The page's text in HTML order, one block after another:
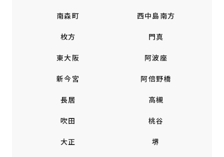
南森町 西中島南方
枚方 門真
東大阪 阿波座
新今宮 阿倍野橋
長居 高槻
吹田 桃谷
大正 堺